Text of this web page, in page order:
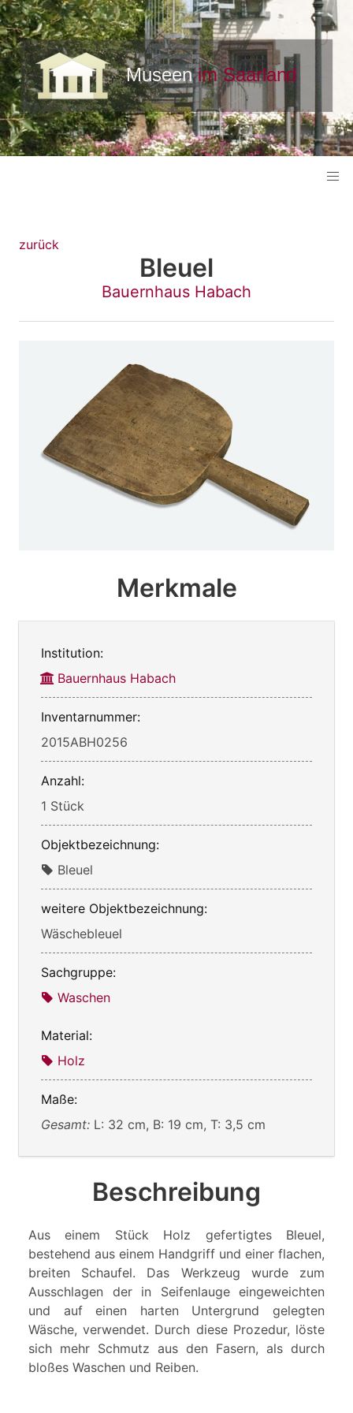
zurück
Bleuel
Bauernhaus Habach
Merkmale
Institution:
Bauernhaus Habach
Inventarnummer:
2015ABH0256
Anzahl:
1 Stück
Objektbezeichnung:
Bleuel
weitere Objektbezeichnung:
Wäschebleuel
Sachgruppe:
Waschen
Material:
Holz
Maße:
Gesamt: L: 32 cm, B: 19 cm, T: 3,5 cm
Beschreibung
Aus einem Stück Holz gefertigtes Bleuel,
bestehend aus einem Handgriff und einer flachen,
breiten Schaufel. Das Werkzeug wurde zum
Ausschlagen der in Seifenlauge eingeweichten
und auf einen harten Untergrund gelegten
Wäsche, verwendet. Durch diese Prozedur, löste
sich mehr Schmutz aus den Fasern, als durch
bloßes Waschen und Reiben.